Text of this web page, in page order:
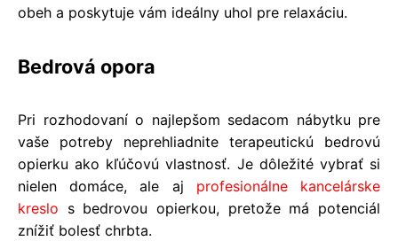
obeh a poskytuje vám ideálny uhol pre relaxáciu.
​Bedrová opora
Pri rozhodovaní o najlepšom sedacom nábytku pre
vaše potreby neprehliadnite terapeutickú bedrovú
opierku ako kľúčovú vlastnosť. Je dôležité vybrať si
nielen domáce, ale aj profesionálne kancelárske
kreslo s bedrovou opierkou, pretože má potenciál
znížiť bolesť chrbta.